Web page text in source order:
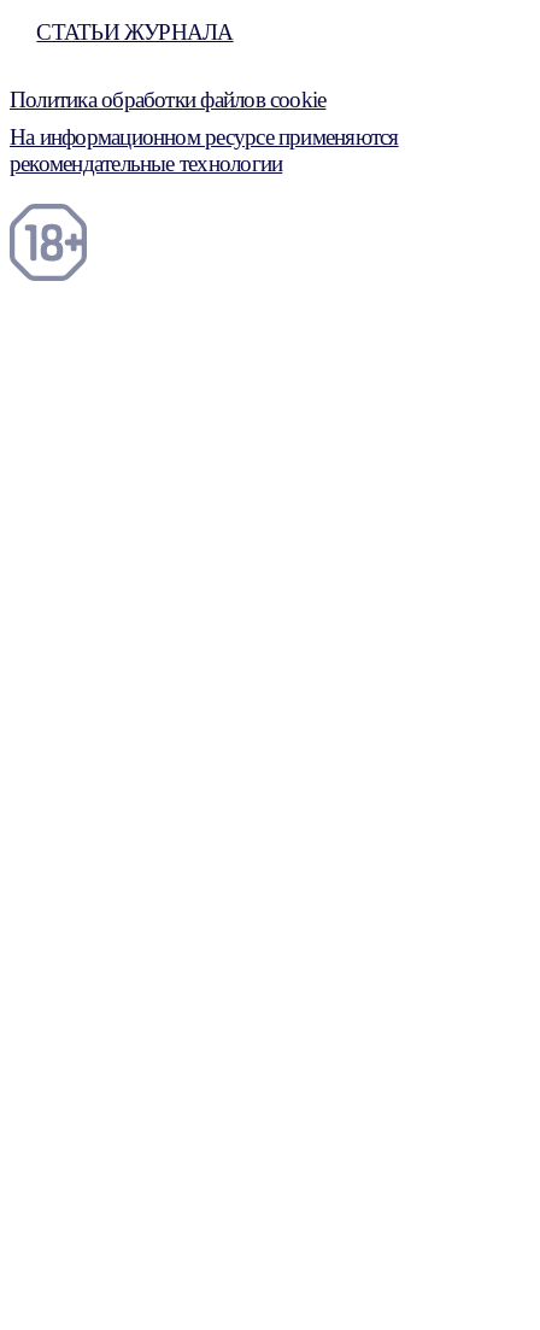
СТАТЬИ ЖУРНАЛА
Политика обработки файлов cookie
На информационном ресурсе применяются
рекомендательные технологии